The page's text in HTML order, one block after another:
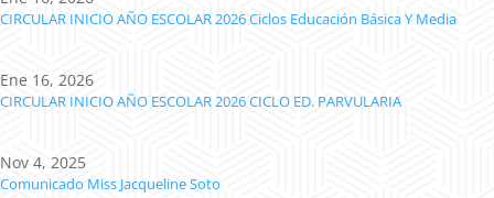
CIRCULAR INICIO AÑO ESCOLAR 2026 Ciclos Educación Básica Y Media
Ene 16, 2026
CIRCULAR INICIO AÑO ESCOLAR 2026 CICLO ED. PARVULARIA
Nov 4, 2025
Comunicado Miss Jacqueline Soto